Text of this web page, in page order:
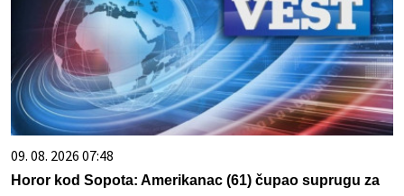
09. 08. 2026 07:48
Horor kod Sopota: Amerikanac (61) čupao suprugu za